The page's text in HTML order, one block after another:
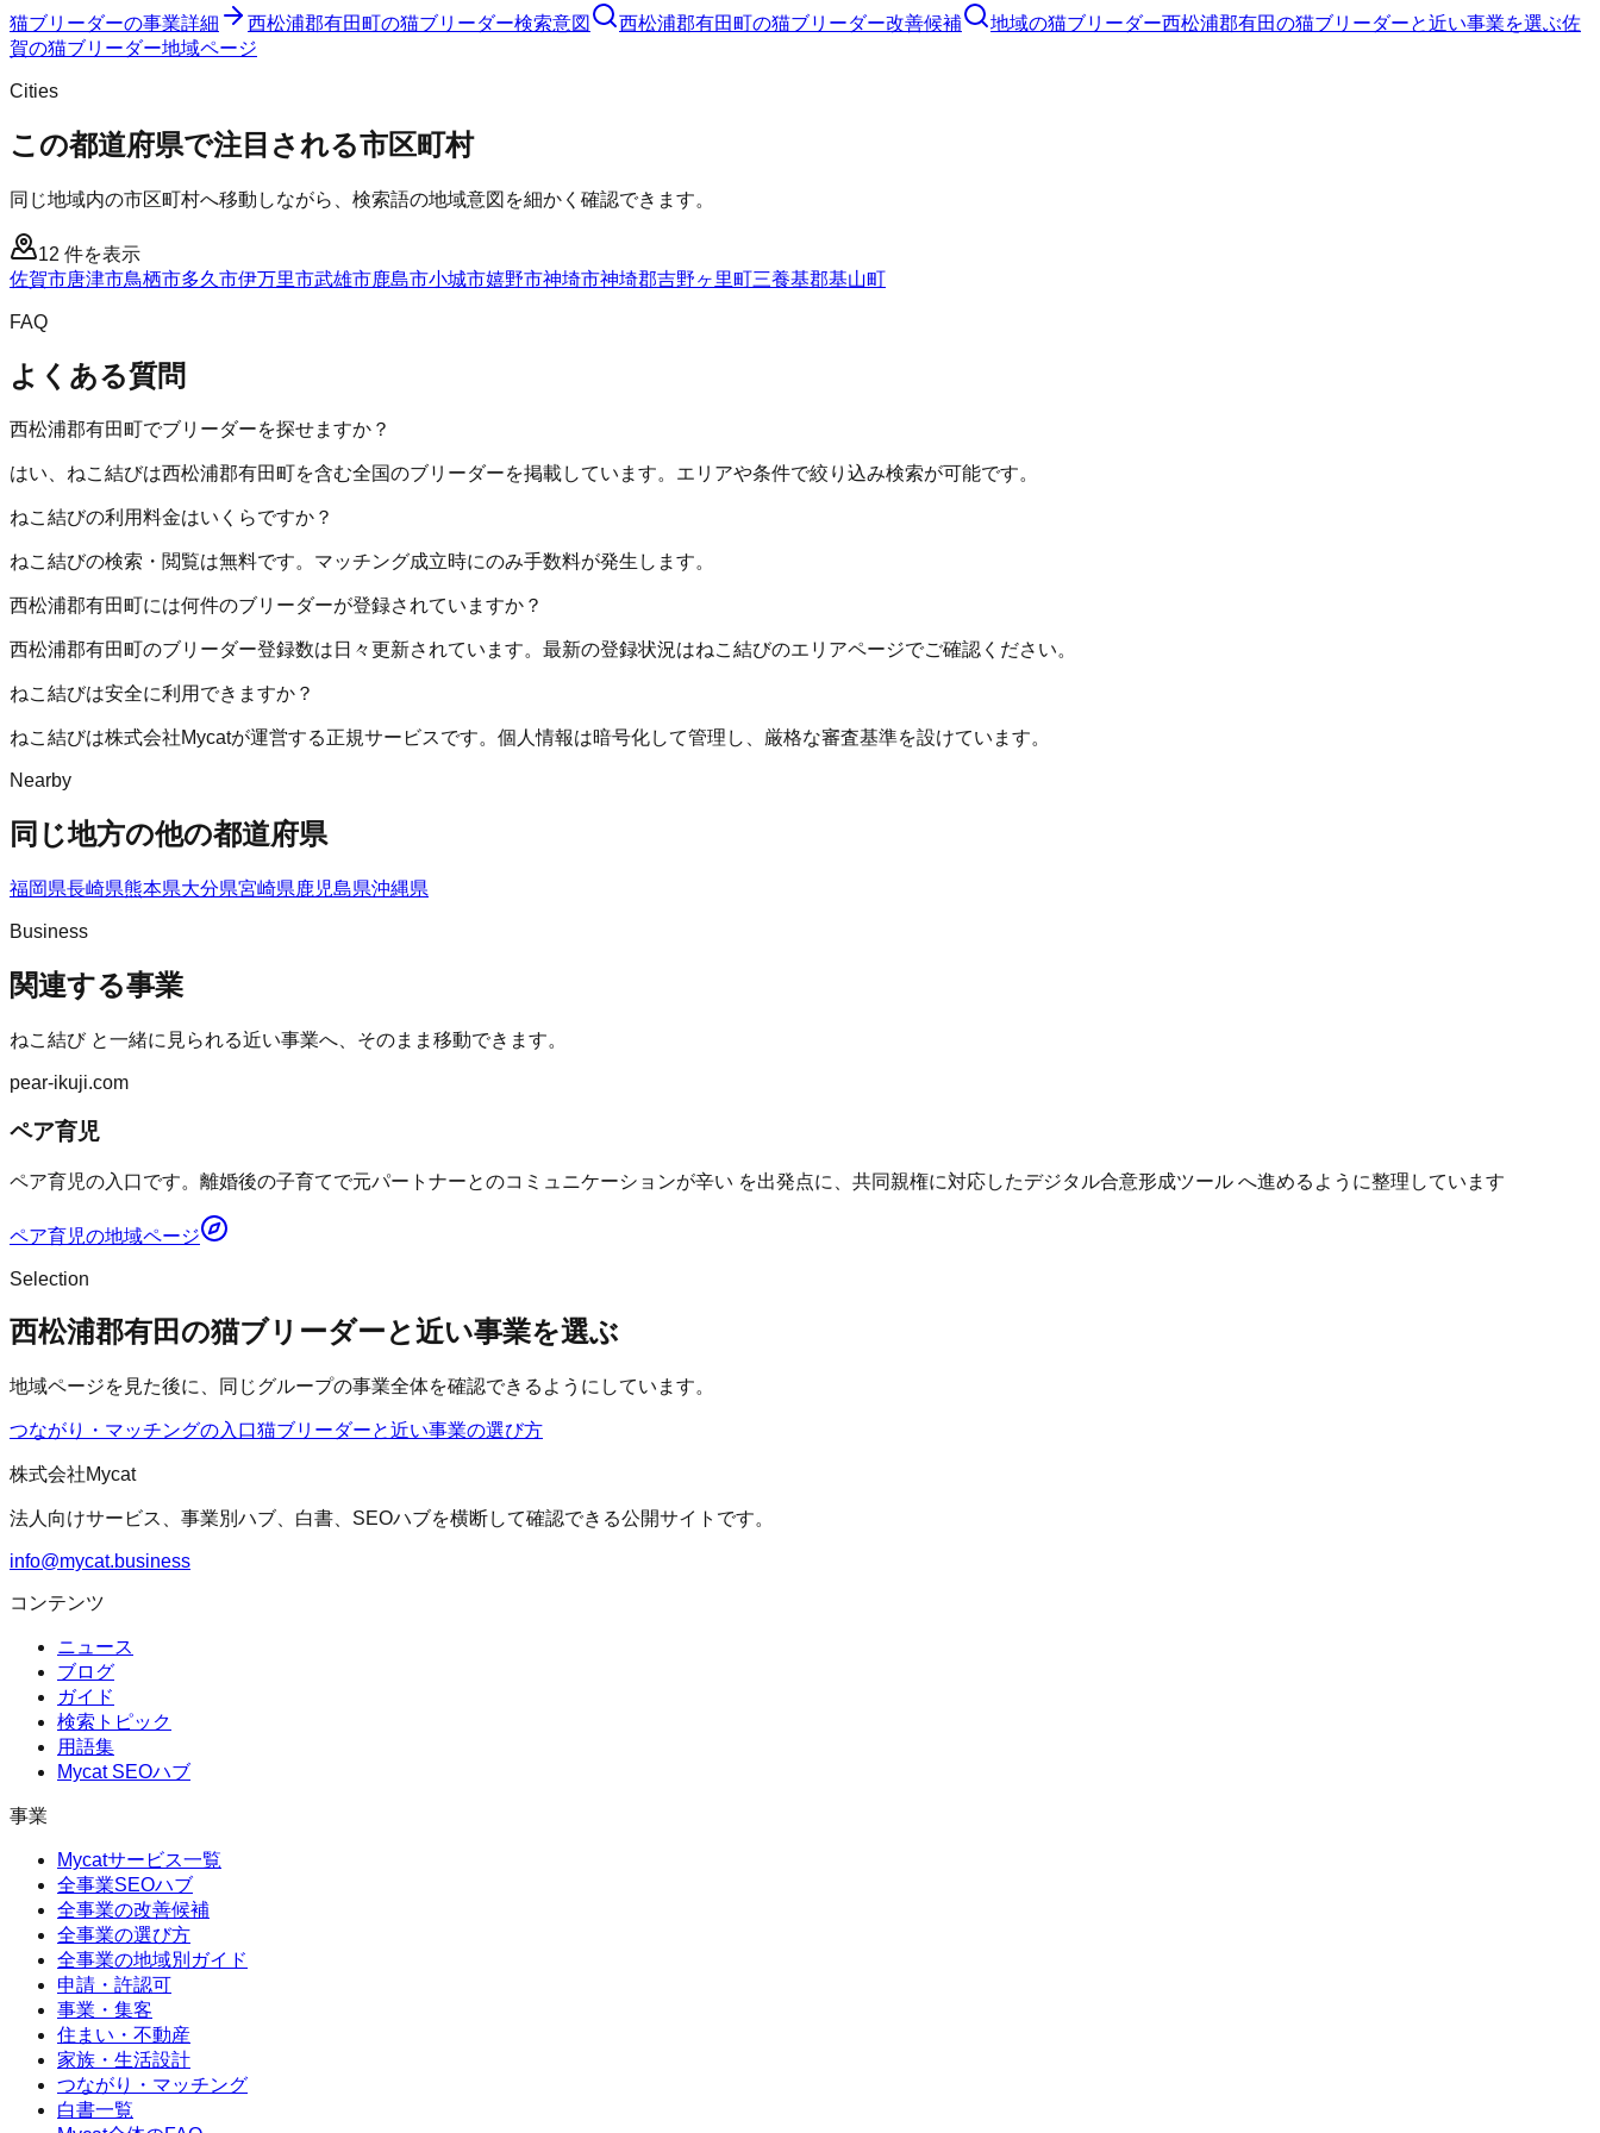
猫ブリーダーの事業詳細 西松浦郡有田町の猫ブリーダー検索意図 西松浦郡有田町の猫ブリーダー改善候補 地域の猫ブリーダー西松浦郡有田の猫ブリーダーと近い事業を選ぶ佐
賀の猫ブリーダー地域ページ
Cities
この都道府県で注目される市区町村
同じ地域内の市区町村へ移動しながら、検索語の地域意図を細かく確認できます。
12 件を表示
佐賀市唐津市鳥栖市多久市伊万里市武雄市鹿島市小城市嬉野市神埼市神埼郡吉野ヶ里町三養基郡基山町
FAQ
よくある質問
西松浦郡有田町でブリーダーを探せますか？
はい、ねこ結びは西松浦郡有田町を含む全国のブリーダーを掲載しています。エリアや条件で絞り込み検索が可能です。
ねこ結びの利用料金はいくらですか？
ねこ結びの検索・閲覧は無料です。マッチング成立時にのみ手数料が発生します。
西松浦郡有田町には何件のブリーダーが登録されていますか？
西松浦郡有田町のブリーダー登録数は日々更新されています。最新の登録状況はねこ結びのエリアページでご確認ください。
ねこ結びは安全に利用できますか？
ねこ結びは株式会社Mycatが運営する正規サービスです。個人情報は暗号化して管理し、厳格な審査基準を設けています。
Nearby
同じ地方の他の都道府県
福岡県長崎県熊本県大分県宮崎県鹿児島県沖縄県
Business
関連する事業
ねこ結びと一緒に見られる近い事業へ、そのまま移動できます。
pear-ikuji.com
ペア育児
ペア育児の入口です。離婚後の子育てで元パートナーとのコミュニケーションが辛い を出発点に、共同親権に対応したデジタル合意形成ツール へ進めるように整理しています
ペア育児の地域ページ
Selection
西松浦郡有田の猫ブリーダーと近い事業を選ぶ
地域ページを見た後に、同じグループの事業全体を確認できるようにしています。
つながり・マッチングの入口猫ブリーダーと近い事業の選び方
株式会社Mycat
法人向けサービス、事業別ハブ、白書、SEOハブを横断して確認できる公開サイトです。
info@mycat.business
コンテンツ
ニュース
ブログ
ガイド
検索トピック
用語集
Mycat SEOハブ
事業
Mycatサービス一覧
全事業SEOハブ
全事業の改善候補
全事業の選び方
全事業の地域別ガイド
申請・許認可
事業・集客
住まい・不動産
家族・生活設計
つながり・マッチング
白書一覧